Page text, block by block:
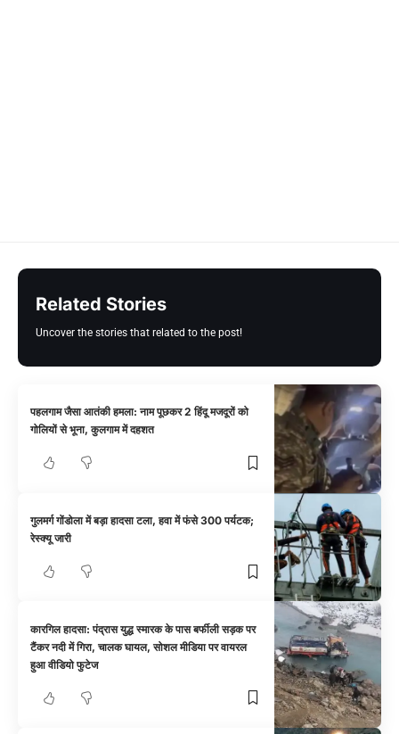
Related Stories
Uncover the stories that related to the post!
पहलगाम जैसा आतंकी हमला: नाम पूछकर 2 हिंदू मजदूरों को
गोलियों से भूना, कुलगाम में दहशत
गुलमर्ग गोंडोला में बड़ा हादसा टला, हवा में फंसे 300 पर्यटक;
रेस्क्यू जारी
कारगिल हादसा: पंद्रास युद्ध स्मारक के पास बर्फीली सड़क पर
टैंकर नदी में गिरा, चालक घायल, सोशल मीडिया पर वायरल
हुआ वीडियो फुटेज